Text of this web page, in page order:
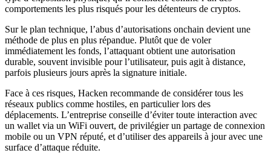
comportements les plus risqués pour les détenteurs de cryptos.
Sur le plan technique, l’abus d’autorisations onchain devient une
méthode de plus en plus répandue. Plutôt que de voler
immédiatement les fonds, l’attaquant obtient une autorisation
durable, souvent invisible pour l’utilisateur, puis agit à distance,
parfois plusieurs jours après la signature initiale.
Face à ces risques, Hacken recommande de considérer tous les
réseaux publics comme hostiles, en particulier lors des
déplacements. L’entreprise conseille d’éviter toute interaction avec
un wallet via un WiFi ouvert, de privilégier un partage de connexion
mobile ou un VPN réputé, et d’utiliser des appareils à jour avec une
surface d’attaque réduite.